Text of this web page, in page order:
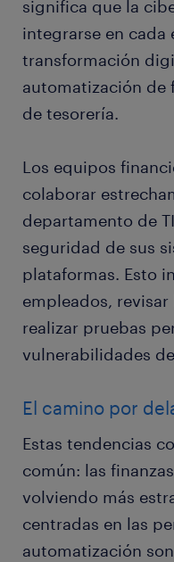
significa que la
integrarse en cada
transformación
automatización de
de tesorería.
Los equipos
colaborar
departamento de
seguridad de sus
plataformas. Esto
empleados,
realizar pruebas
vulnerabilidades
El camino por
Estas tendencias
común: las
volviendo más
centradas en las
automatización